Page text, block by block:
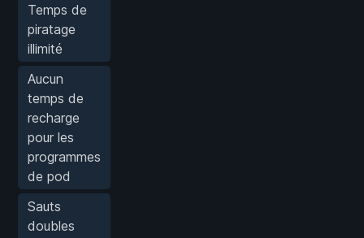
Temps de
piratage
illimité
Aucun
temps de
recharge
pour les
programmes
de pod
Sauts
doubles